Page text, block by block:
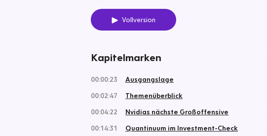
Vollversion
Kapitelmarken
00:00:23
Ausgangslage
00:02:47
Themenüberblick
00:04:22
Nvidias nächste Großoffensive
00:14:31
Quantinuum im Investment-Check